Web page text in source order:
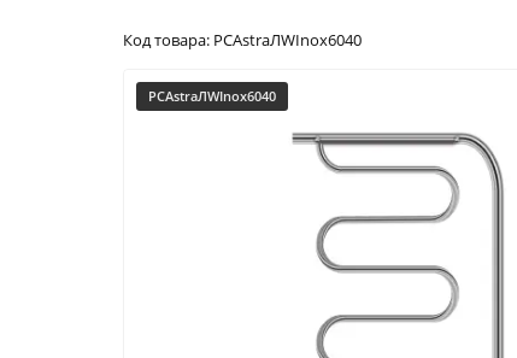
Код товара: PCAstraЛWInox6040
PCAstraЛWInox6040